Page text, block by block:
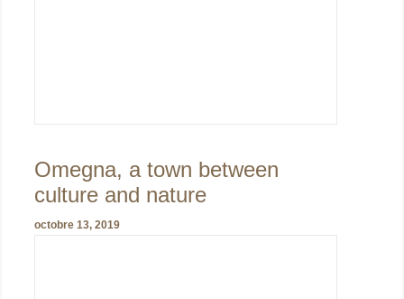
Omegna, a town between
culture and nature
octobre 13, 2019